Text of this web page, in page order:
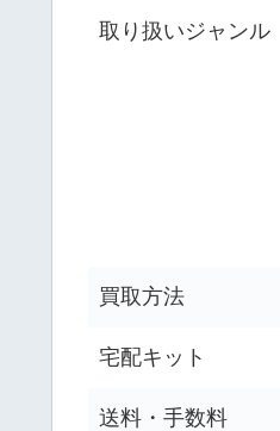
取り扱いジャンル
買取方法
宅配キット
送料・手数料